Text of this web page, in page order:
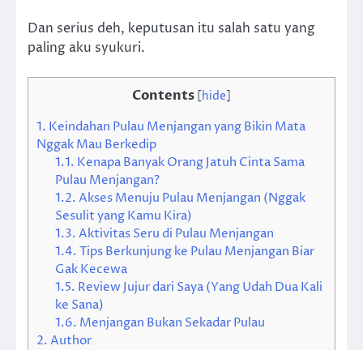
Dan serius deh, keputusan itu salah satu yang
paling aku syukuri.
Contents [hide]
1. Keindahan Pulau Menjangan yang Bikin Mata
Nggak Mau Berkedip
1.1. Kenapa Banyak Orang Jatuh Cinta Sama
Pulau Menjangan?
1.2.Akses Menuju Pulau Menjangan (Nggak
Sesulit yang Kamu Kira)
1.3.Aktivitas Seru di Pulau Menjangan
1.4.Tips Berkunjung ke Pulau Menjangan Biar
Gak Kecewa
1.5. Review Jujur dari Saya (Yang Udah Dua Kali
ke Sana)
1.6. Menjangan Bukan Sekadar Pulau
2.Author